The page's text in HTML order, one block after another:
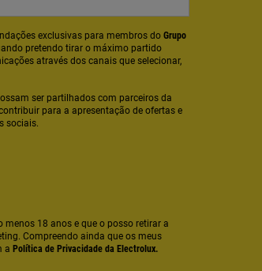
exclusivas para membros do Grupo
pretendo tirar o máximo partido
através dos canais que selecionar,
ser partilhados com parceiros da
para a apresentação de ofertas e
sociais.
18 anos e que o posso retirar a
Compreendo ainda que os meus
a Política de Privacidade da Electrolux.